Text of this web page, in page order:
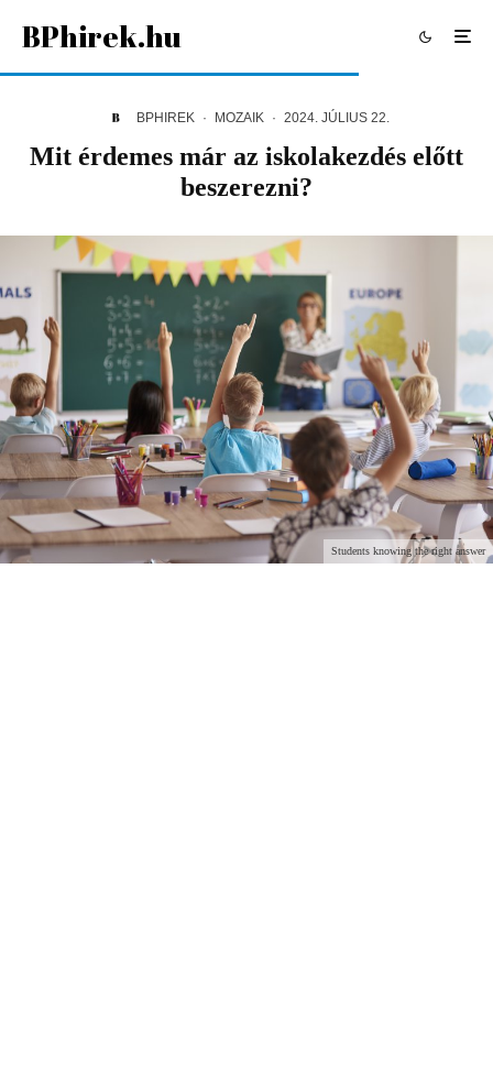
BPhirek.hu
BPHIREK · MOZAIK · 2024. JÚLIUS 22.
Mit érdemes már az iskolakezdés előtt
beszerezni?
Students knowing the right answer